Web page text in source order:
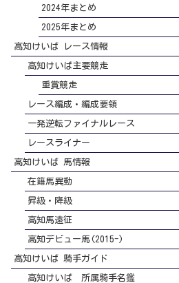
2024年まとめ
2025年まとめ
高知けいば レース情報
高知けいば主要競走
重賞競走
レース編成・編成要領
一発逆転ファイナルレース
レースライナー
高知けいば 馬情報
在籍馬異動
昇級・降級
高知馬遠征
高知デビュー馬(2015-)
高知けいば 騎手ガイド
高知けいば 所属騎手名鑑